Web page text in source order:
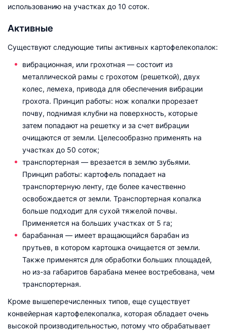
использованию на участках до 10 соток.
Активные
Существуют следующие типы активных картофелекопалок:
вибрационная, или грохотная — состоит из
металлической рамы с грохотом (решеткой), двух
колес, лемеха, привода для обеспечения вибрации
грохота. Принцип работы: нож копалки прорезает
почву, поднимая клубни на поверхность, которые
затем попадают на решетку и за счет вибрации
очищаются от земли. Целесообразно применять на
участках до 50 соток;
транспортерная — врезается в землю зубьями.
Принцип работы: картофель попадает на
транспортерную ленту, где более качественно
освобождается от земли. Транспортерная копалка
больше подходит для сухой тяжелой почвы.
Применяется на больших участках от 5 га;
барабанная — имеет вращающийся барабан из
прутьев, в котором картошка очищается от земли.
Также применятся для обработки больших площадей,
но из-за габаритов барабана менее востребована, чем
транспортерная.
Кроме вышеперечисленных типов, еще существует
конвейерная картофелекопалка, которая обладает очень
высокой производительностью, потому что обрабатывает